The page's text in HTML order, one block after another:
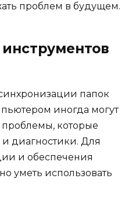
проблем в будущем.
папок
иногда могут
проблемы, которые
и диагностики. Для
и обеспечения
уметь использовать